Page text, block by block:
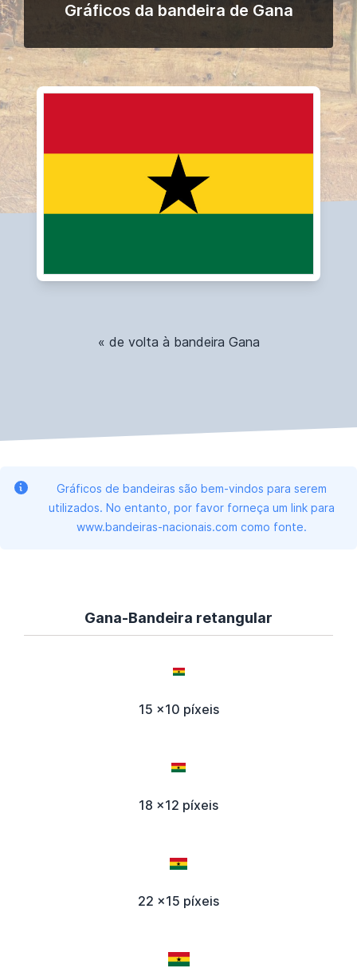
Gráficos da bandeira de Gana
« de volta à bandeira Gana
Gráficos de bandeiras são bem-vindos para serem
utilizados. No entanto, por favor forneça um link para
www.bandeiras-nacionais.com como fonte.
Gana-Bandeira retangular
15 x10 píxeis
18 x12 píxeis
22 x15 píxeis